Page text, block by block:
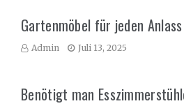
Gartenmöbel für jeden
Admin Juli 13, 2025
Benötigt man